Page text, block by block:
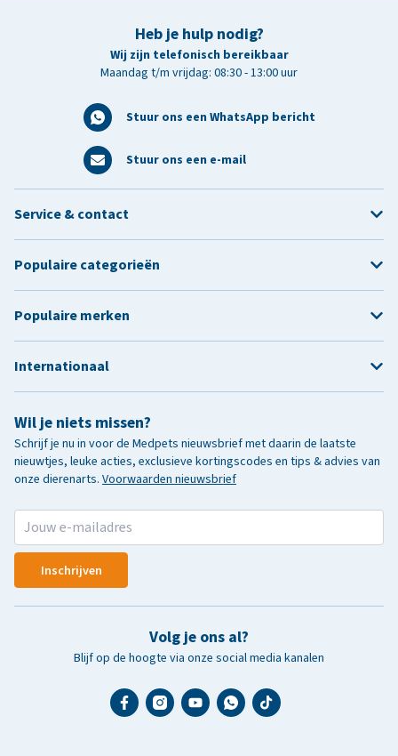
Heb je hulp nodig?
Wij zijn telefonisch bereikbaar
Maandag t/m vrijdag: 08:30 - 13:00 uur
Stuur ons een WhatsApp bericht
Stuur ons een e-mail
Wil je niets missen?
Schrijf je nu in voor de Medpets nieuwsbrief met daarin de laatste
nieuwtjes, leuke acties, exclusieve kortingscodes en tips & advies van
onze dierenarts. Voorwaarden nieuwsbrief
Inschrijven
Volg je ons al?
Blijf op de hoogte via onze social media kanalen
Service & contact
Populaire categorieën
Populaire merken
Internationaal